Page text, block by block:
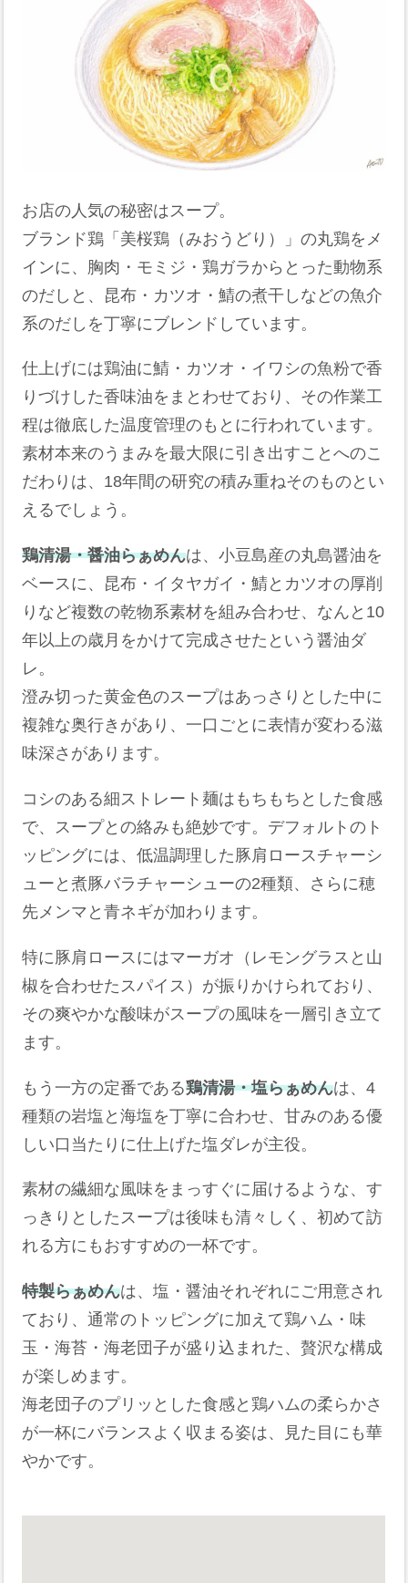
お店の人気の秘密はスープ。
ブランド鶏「美桜鶏（みおうどり）」の丸鶏をメ
インに、胸肉・モミジ・鶏ガラからとった動物系
のだしと、昆布・カツオ・鯖の煮干しなどの魚介
系のだしを丁寧にブレンドしています。
仕上げには鶏油に鯖・カツオ・イワシの魚粉で香
りづけした香味油をまとわせており、その作業工
程は徹底した温度管理のもとに行われています。
素材本来のうまみを最大限に引き出すことへのこ
だわりは、18年間の研究の積み重ねそのものとい
えるでしょう。
鶏清湯・醤油らぁめんは、小豆島産の丸島醤油を
ベースに、昆布・イタヤガイ・鯖とカツオの厚削
りなど複数の乾物系素材を組み合わせ、なんと10
年以上の歳月をかけて完成させたという醤油ダ
レ。
澄み切った黄金色のスープはあっさりとした中に
複雑な奥行きがあり、一口ごとに表情が変わる滋
味深さがあります。
コシのある細ストレート麺はもちもちとした食感
で、スープとの絡みも絶妙です。デフォルトのト
ッピングには、低温調理した豚肩ロースチャーシ
ューと煮豚バラチャーシューの2種類、さらに穂
先メンマと青ネギが加わります。
特に豚肩ロースにはマーガオ（レモングラスと山
椒を合わせたスパイス）が振りかけられており、
その爽やかな酸味がスープの風味を一層引き立て
ます。
もう一方の定番である鶏清湯・塩らぁめんは、4
種類の岩塩と海塩を丁寧に合わせ、甘みのある優
しい口当たりに仕上げた塩ダレが主役。
素材の繊細な風味をまっすぐに届けるような、す
っきりとしたスープは後味も清々しく、初めて訪
れる方にもおすすめの一杯です。
特製らぁめんは、塩・醤油それぞれにご用意され
ており、通常のトッピングに加えて鶏ハム・味
玉・海苔・海老団子が盛り込まれた、贅沢な構成
が楽しめます。
海老団子のプリッとした食感と鶏ハムの柔らかさ
が一杯にバランスよく収まる姿は、見た目にも華
やかです。